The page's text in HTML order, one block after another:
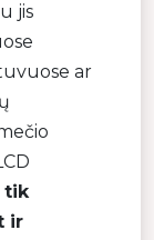
jis
ar
tik
ir